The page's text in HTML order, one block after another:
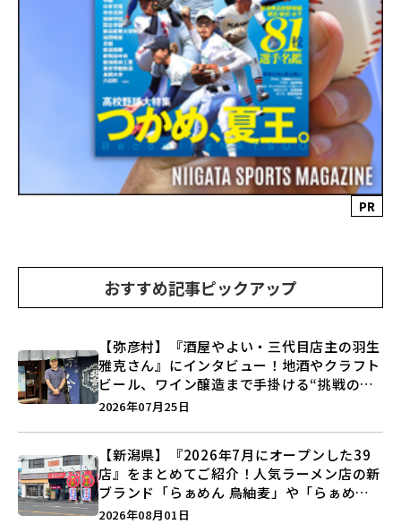
PR
おすすめ記事ピックアップ
【弥彦村】『酒屋やよい・三代目店主の羽生
雅克さん』にインタビュー！地酒やクラフト
ビール、ワイン醸造まで手掛ける“挑戦の歴
史”に迫る♪
2026年07月25日
【新潟県】『2026年7月にオープンした39
店』をまとめてご紹介！人気ラーメン店の新
ブランド「らぁめん 鳥紬麦」や「らぁめん
しょうがの空」など盛りだくさん♪
2026年08月01日